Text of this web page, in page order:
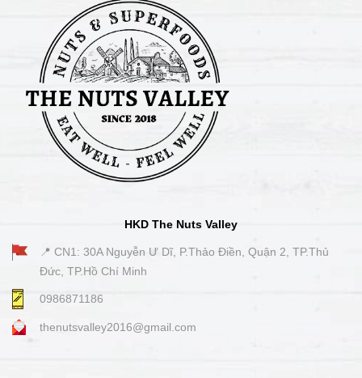
HKD The Nuts Valley
📍 CN1: 30A Nguyễn Ư Dĩ, P.Thảo Điền, Quận 2, TP.Thủ
Đức, TP.Hồ Chí Minh
0986871186
thenutsvalley2016@gmail.com